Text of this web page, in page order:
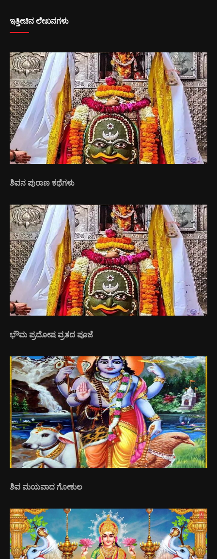
ಇತ್ತೀಚಿನ ಲೇಖನಗಳು
ಶಿವನ ಪುರಾಣ ಕಥೆಗಳು
ಭೌಮ ಪ್ರದೋಷ ವ್ರತದ ಪೂಜೆ
ಶಿವ ಮಯವಾದ ಗೋಕುಲ